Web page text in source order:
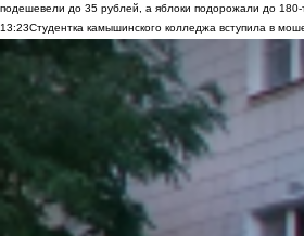
подешевели до 35 рублей, а яблоки подорожали до 180-
13:23Студентка камышинского колледжа вступила в